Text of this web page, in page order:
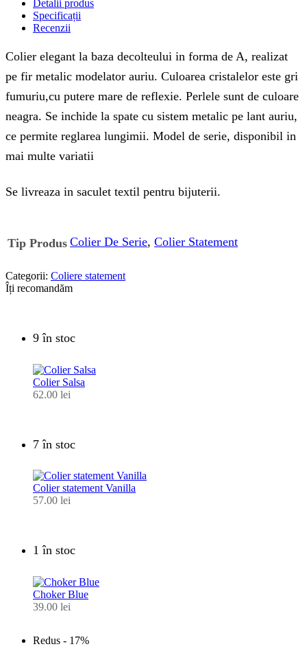
Detalii produs
Specificații
Recenzii
Colier elegant la baza decolteului in forma de A, realizat
pe fir metalic modelator auriu. Culoarea cristalelor este gri
fumuriu,cu putere mare de reflexie. Perlele sunt de culoare
neagra. Se inchide la spate cu sistem metalic pe lant auriu,
ce permite reglarea lungimii. Model de serie, disponibil in
mai multe variatii
Se livreaza in saculet textil pentru bijuterii.
Tip Produs Colier De Serie, Colier Statement
Categorii: Coliere statement
Îți recomandăm
9 în stoc
Colier Salsa
62.00 lei
7 în stoc
Colier statement Vanilla
57.00 lei
1 în stoc
Choker Blue
39.00 lei
Redus - 17%